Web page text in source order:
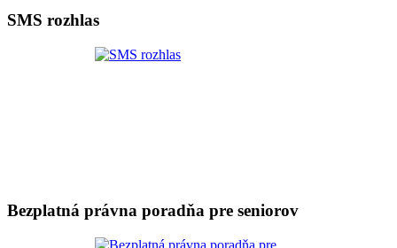
SMS rozhlas
Bezplatná právna poradňa pre seniorov